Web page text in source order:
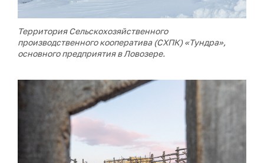
Территория Сельскохозяйственного
производственного кооператива (СХПК) «Тундра»,
основного предприятия в Ловозере.